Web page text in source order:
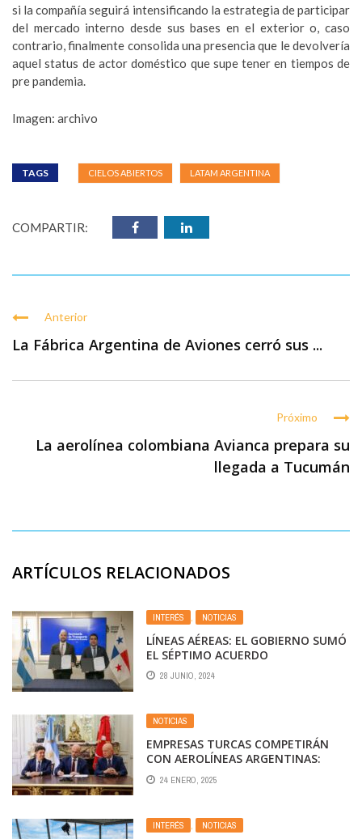
si la compañía seguirá intensificando la estrategia de participar
del mercado interno desde sus bases en el exterior o, caso
contrario, finalmente consolida una presencia que le devolvería
aquel status de actor doméstico que supe tener en tiempos de
pre pandemia.
Imagen: archivo
TAGS CIELOS ABIERTOS LATAM ARGENTINA
COMPARTIR:
Anterior
La Fábrica Argentina de Aviones cerró sus ...
Próximo
La aerolínea colombiana Avianca prepara su
llegada a Tucumán
ARTÍCULOS RELACIONADOS
INTERÉS , NOTICIAS
LÍNEAS AÉREAS: EL GOBIERNO SUMÓ
EL SÉPTIMO ACUERDO
INTERNACIONAL PARA LA
LIBERACIÓN DE VUELOS
28 JUNIO, 2024
NOTICIAS
EMPRESAS TURCAS COMPETIRÁN
CON AEROLÍNEAS ARGENTINAS:
NUEVA MEDIDA DEL GOBIERNO
24 ENERO, 2025
INTERÉS NOTICIAS